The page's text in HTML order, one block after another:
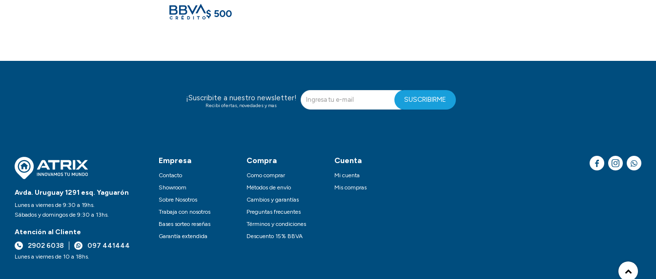
$ 500
Avda. Uruguay 1291 esq. Yaguarón
Lunes a viernes de 9:30 a 19hs.
Sábados y domingos de 9:30 a 13hs.
Atención al Cliente
2902 6038
097 441444
Lunes a viernes de 10 a 18hs.
Empresa
Contacto
Showroom
Sobre Nosotros
Trabaja con nosotros
Bases sorteo reseñas
Garantía extendida
Compra
Como comprar
Métodos de envío
Cambios y garantías
Preguntas frecuentes
Términos y condiciones
Descuento 15% BBVA
Cuenta
Mi cuenta
Mis compras
¡Suscribite a nuestro newsletter!
Recibi ofertas, novedades y mas
SUSCRIBIRME
  